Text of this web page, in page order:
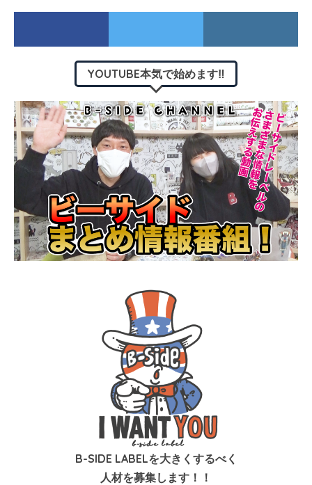
YOUTUBE本気で始めます‼︎
B-SIDE LABELを大きくするべく
人材を募集します！！